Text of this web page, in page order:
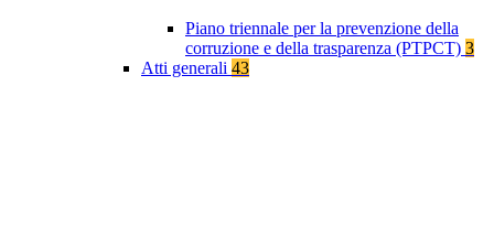
Piano triennale per la prevenzione della
corruzione e della trasparenza (PTPCT) 3
Atti generali 43